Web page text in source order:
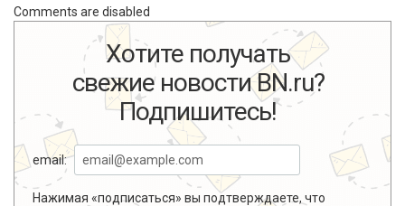
Comments are disabled
Хотите получать
свежие новости BN.ru?
Подпишитесь!
email:
Нажимая «подписаться» вы подтверждаете, что